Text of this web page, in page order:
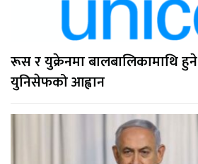
रूस र युक्रेनमा बालबालिकामाथि
युनिसेफको आह्वान